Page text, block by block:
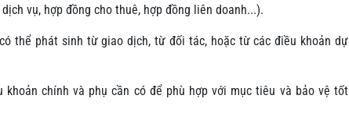
vụ, hợp đồng cho thuê, hợp đồng liên doanh...).
thể phát sinh từ giao dịch, từ đối tác, hoặc từ các điều khoản dự
chính và phụ cần có để phù hợp với mục tiêu và bảo vệ tốt